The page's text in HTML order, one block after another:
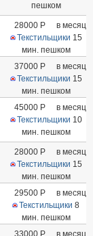
пешком
28000 Р
в месяц
Текстильщики 15
мин. пешком
37000 Р
в месяц
Текстильщики 15
мин. пешком
45000 Р
в месяц
Текстильщики 10
мин. пешком
28000 Р
в месяц
Текстильщики 15
мин. пешком
29500 Р
в месяц
Текстильщики 8
мин. пешком